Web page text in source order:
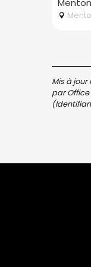
Mis à jour
par Office